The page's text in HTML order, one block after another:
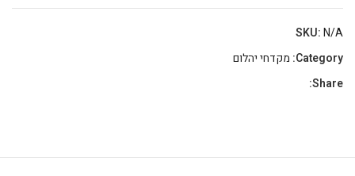
SKU:N/A
Category: מקדחי יהלום
Share: